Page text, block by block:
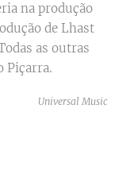
na produção
de Lhast
as outras
Piçarra.
Universal Music